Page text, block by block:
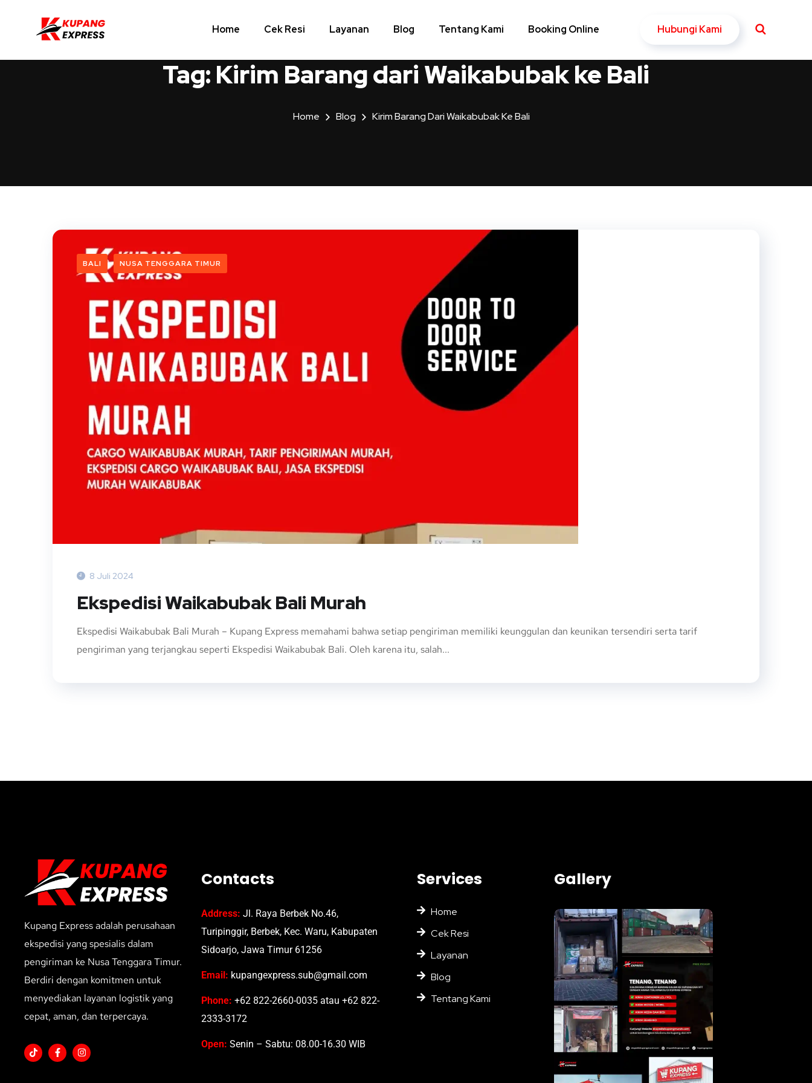
Home Cek Resi Layanan Blog Tentang Kami Booking Online Hubungi Kami
Tag: Kirim Barang dari Waikabubak ke Bali
Home Blog Kirim Barang Dari Waikabubak Ke Bali
BALI NUSA TENGGARA TIMUR
8 Juli 2024
Ekspedisi Waikabubak Bali Murah
Ekspedisi Waikabubak Bali Murah – Kupang Express memahami bahwa setiap pengiriman memiliki keunggulan dan keunikan tersendiri serta tarif
pengiriman yang terjangkau seperti Ekspedisi Waikabubak Bali. Oleh karena itu, salah...
Kupang Express adalah perusahaan
ekspedisi yang spesialis dalam
pengiriman ke Nusa Tenggara Timur.
Berdiri dengan komitmen untuk
menyediakan layanan logistik yang
cepat, aman, dan terpercaya.
Contacts
Address: Jl. Raya Berbek No.46,
Turipinggir, Berbek, Kec. Waru, Kabupaten
Sidoarjo, Jawa Timur 61256
Email: kupangexpress.sub@gmail.com
Phone: +62 822-2660-0035 atau +62 822-
2333-3172
Open: Senin – Sabtu: 08.00-16.30 WIB
Services
Home
Cek Resi
Layanan
Blog
Tentang Kami
Gallery